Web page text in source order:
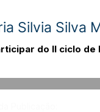
Silvia Silva
do II ciclo